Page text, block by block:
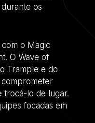
os
o Magic
O Wave of
Trample e do
comprometer
trocá-lo de lugar.
focadas em